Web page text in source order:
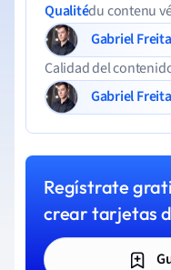
Qualitédu contenu
Gabriel
Calidad del
Gabriel
Regístrate
crear tarjetas